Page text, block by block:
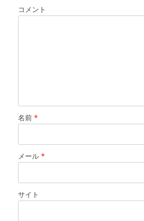
コメント
名前 *
メール *
サイト